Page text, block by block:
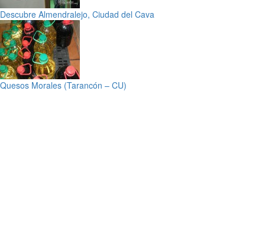
Descubre Almendralejo, Ciudad del Cava
Quesos Morales (Tarancón – CU)